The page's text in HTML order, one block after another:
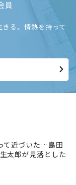
員
る。情熱を持って
て近づいた…島田
太郎が見落とした